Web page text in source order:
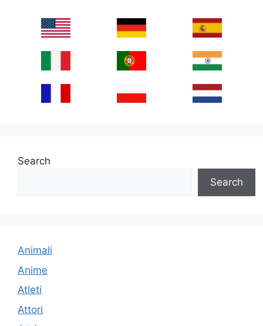
Search
Search
Animali
Anime
Atleti
Attori